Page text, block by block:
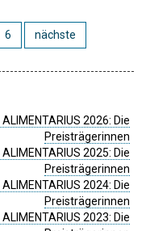
6 nächste
2026: Die
Preisträgerinnen
2025: Die
Preisträgerinnen
2024: Die
Preisträgerinnen
2023: Die